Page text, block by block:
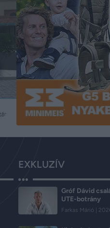
EXKLUZÍV
Gróf Dávid
UTE-botrány
Farkas Márió